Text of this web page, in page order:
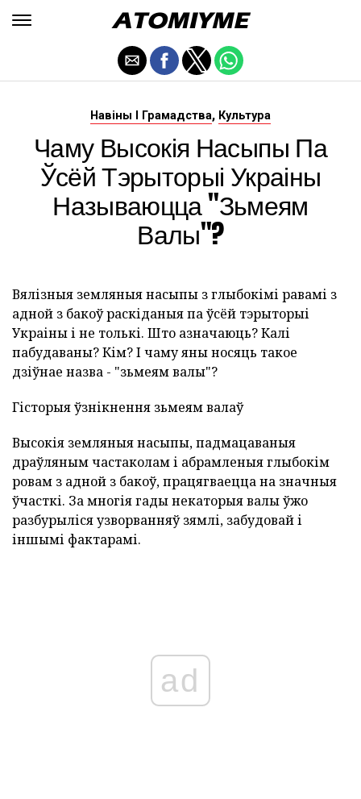
Навіны І Грамадства, Культура
Чаму Высокія Насыпы Па
Ўсёй Тэрыторыі Украіны
Называюцца "зьмеям
Валы"?
Вялізныя земляныя насыпы з глыбокімі равамі з
адной з бакоў раскіданыя па ўсёй тэрыторыі
Украіны і не толькі. Што азначаюць? Калі
пабудаваны? Кім? І чаму яны носяць такое
дзіўнае назва - "зьмеям валы"?
Гісторыя ўзнікнення зьмеям валаў
Высокія земляныя насыпы, падмацаваныя
драўляным частаколам і абрамленыя глыбокім
ровам з адной з бакоў, працягваецца на значныя
ўчасткі. За многія гады некаторыя валы ўжо
разбурыліся узворванняў зямлі, забудовай і
іншымі фактарамі.
ad